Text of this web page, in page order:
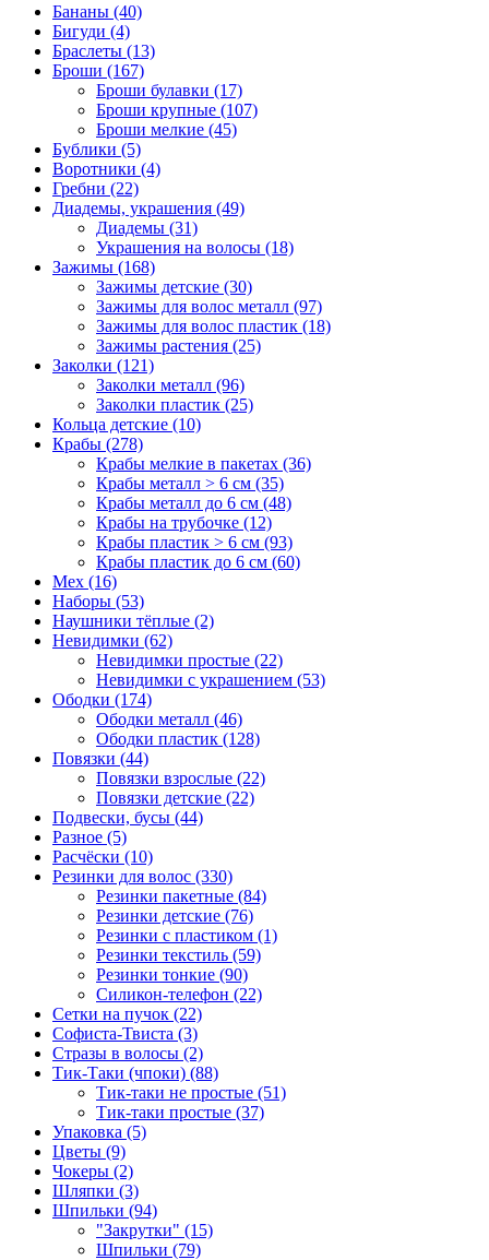
Бананы (40)
Бигуди (4)
Браслеты (13)
Броши (167)
Броши булавки (17)
Броши крупные (107)
Броши мелкие (45)
Бублики (5)
Воротники (4)
Гребни (22)
Диадемы, украшения (49)
Диадемы (31)
Украшения на волосы (18)
Зажимы (168)
Зажимы детские (30)
Зажимы для волос металл (97)
Зажимы для волос пластик (18)
Зажимы растения (25)
Заколки (121)
Заколки металл (96)
Заколки пластик (25)
Кольца детские (10)
Крабы (278)
Крабы мелкие в пакетах (36)
Крабы металл > 6 см (35)
Крабы металл до 6 см (48)
Крабы на трубочке (12)
Крабы пластик > 6 см (93)
Крабы пластик до 6 см (60)
Мех (16)
Наборы (53)
Наушники тёплые (2)
Невидимки (62)
Невидимки простые (22)
Невидимки с украшением (53)
Ободки (174)
Ободки металл (46)
Ободки пластик (128)
Повязки (44)
Повязки взрослые (22)
Повязки детские (22)
Подвески, бусы (44)
Разное (5)
Расчёски (10)
Резинки для волос (330)
Резинки пакетные (84)
Резинки детские (76)
Резинки с пластиком (1)
Резинки текстиль (59)
Резинки тонкие (90)
Силикон-телефон (22)
Сетки на пучок (22)
Софиста-Твиста (3)
Стразы в волосы (2)
Тик-Таки (чпоки) (88)
Тик-таки не простые (51)
Тик-таки простые (37)
Упаковка (5)
Цветы (9)
Чокеры (2)
Шляпки (3)
Шпильки (94)
"Закрутки" (15)
Шпильки (79)